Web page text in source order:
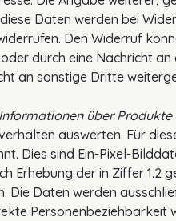
Daten werden bei
Den Widerruf
durch eine Nachricht an
an sonstige Dritte
über Produkte
auswerten. Für
Dies sind Ein-Pixel-
Erhebung der in Ziffer 1.2
Daten werden
Personenbeziehbarkeit